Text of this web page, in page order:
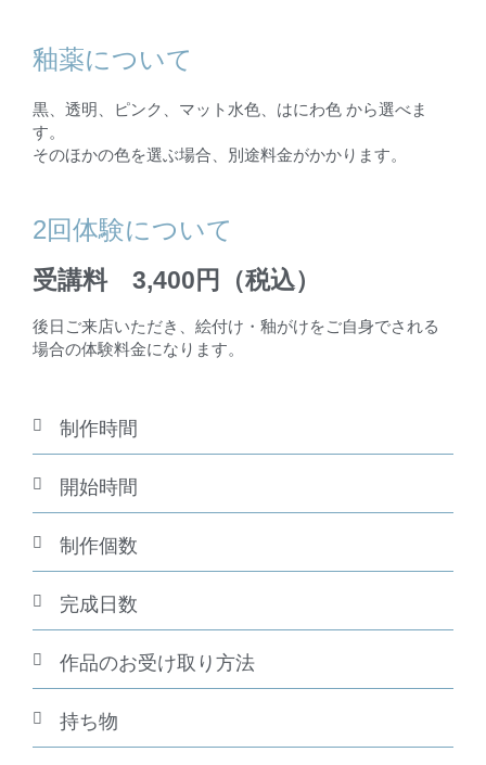
釉薬について
黒、透明、ピンク、マット水色、はにわ色 から選べま
す。
そのほかの色を選ぶ場合、別途料金がかかります。
2回体験について
受講料 3,400円（税込）
後日ご来店いただき、絵付け・釉がけをご自身でされる
場合の体験料金になります。
制作時間
開始時間
制作個数
完成日数
作品のお受け取り方法
持ち物